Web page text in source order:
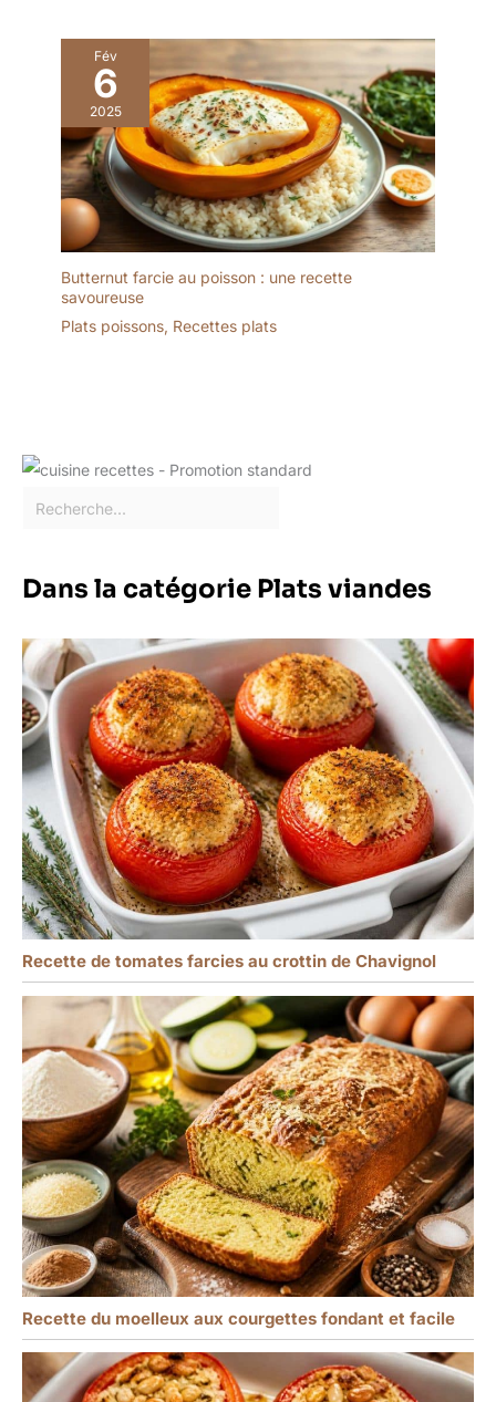
Fév
6
2025
Butternut farcie au poisson : une recette
savoureuse
Plats poissons, Recettes plats
Dans la catégorie Plats viandes
Recette de tomates farcies au crottin de Chavignol
Recette du moelleux aux courgettes fondant et facile